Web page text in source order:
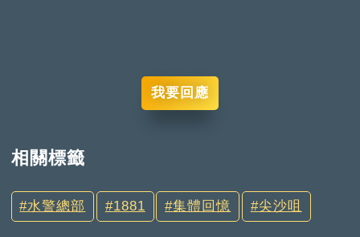
我要回應
相關標籤
水警總部 1881 集體回憶 尖沙咀